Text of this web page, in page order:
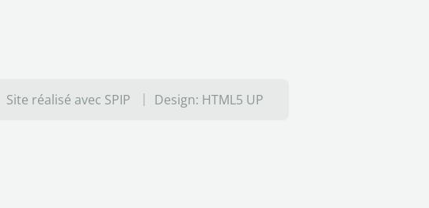
Site réalisé avec SPIP Design: HTML5 UP